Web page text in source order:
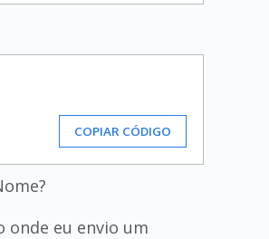
COPIAR CÓDIGO
onde eu envio um